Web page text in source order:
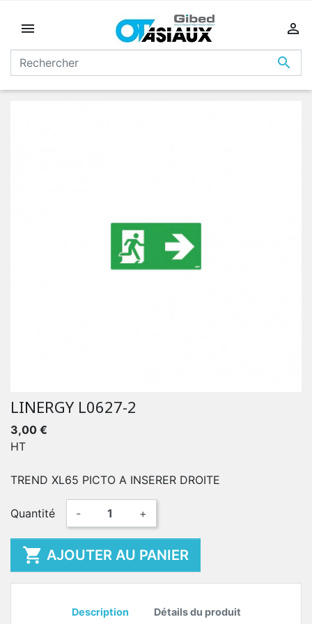



LINERGY L0627-2
3,00 €
HT
TREND XL65 PICTO A INSERER DROITE
Quantité - +
 AJOUTER AU PANIER
Description Détails du produit